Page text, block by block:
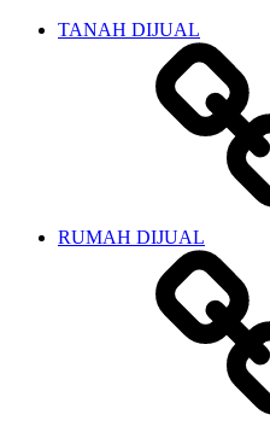
TANAH DIJUAL
RUMAH DIJUAL